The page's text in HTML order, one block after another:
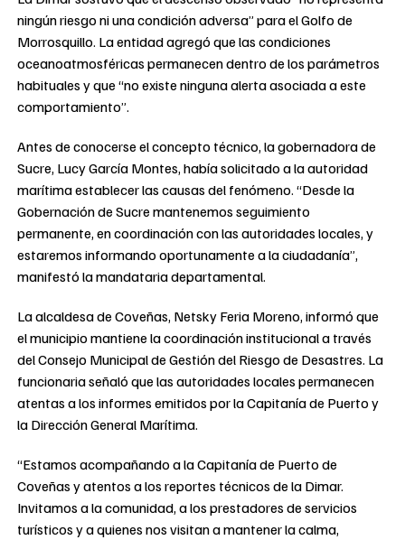
ningún riesgo ni una condición adversa” para el Golfo de
Morrosquillo. La entidad agregó que las condiciones
oceanoatmosféricas permanecen dentro de los parámetros
habituales y que “no existe ninguna alerta asociada a este
comportamiento”.
Antes de conocerse el concepto técnico, la gobernadora de
Sucre, Lucy García Montes, había solicitado a la autoridad
marítima establecer las causas del fenómeno. “Desde la
Gobernación de Sucre mantenemos seguimiento
permanente, en coordinación con las autoridades locales, y
estaremos informando oportunamente a la ciudadanía”,
manifestó la mandataria departamental.
La alcaldesa de Coveñas, Netsky Feria Moreno, informó que
el municipio mantiene la coordinación institucional a través
del Consejo Municipal de Gestión del Riesgo de Desastres. La
funcionaria señaló que las autoridades locales permanecen
atentas a los informes emitidos por la Capitanía de Puerto y
la Dirección General Marítima.
“Estamos acompañando a la Capitanía de Puerto de
Coveñas y atentos a los reportes técnicos de la Dimar.
Invitamos a la comunidad, a los prestadores de servicios
turísticos y a quienes nos visitan a mantener la calma,